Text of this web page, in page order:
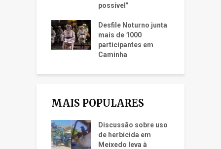
possivel”
Desfile Noturno junta
mais de 1000
participantes em
Caminha
MAIS POPULARES
Discussão sobre uso
de herbicida em
Meixedo leva à